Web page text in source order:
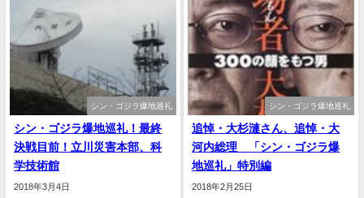
シン・ゴジラ爆地巡礼
シン・ゴジラ爆地巡礼！最終
決戦目前！立川災害本部、科
学技術館
2018年3月4日
シン・ゴジラ爆地巡礼
追悼・大杉漣さん、追悼・大
河内総理 「シン・ゴジラ爆
地巡礼」特別編
2018年2月25日